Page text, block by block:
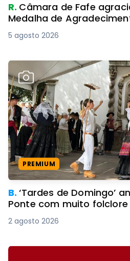
R. Câmara de Fafe
Medalha de
5 agosto 2026
PREMIUM
B.‘Tardes de Domingo’
Ponte com muito folclore
2 agosto 2026